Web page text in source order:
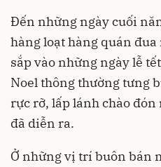
Đến những ngày cuối
hàng loạt hàng quán
sắp vào những ngày lễ
Noel thông thường tưng
rực rỡ, lấp lánh chào
đã diễn ra.
Ở những vị trí buôn bán